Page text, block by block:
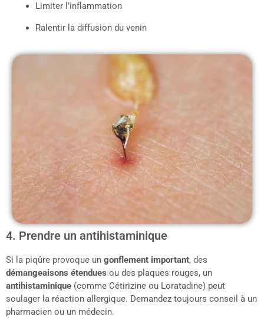
Limiter l’inflammation
Ralentir la diffusion du venin
4. Prendre un antihistaminique
Si la piqûre provoque un gonflement important, des
démangeaisons étendues ou des plaques rouges, un
antihistaminique (comme Cétirizine ou Loratadine) peut
soulager la réaction allergique. Demandez toujours conseil à un
pharmacien ou un médecin.